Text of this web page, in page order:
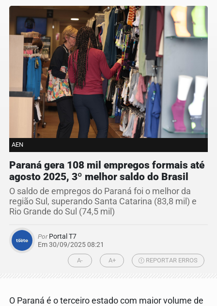
AEN
Paraná gera 108 mil empregos formais até
agosto 2025, 3º melhor saldo do Brasil
O saldo de empregos do Paraná foi o melhor da
região Sul, superando Santa Catarina (83,8 mil) e
Rio Grande do Sul (74,5 mil)
PorPortal T7
Em 30/09/2025 08:21
A- A+ REPORTAR ERROS
O Paraná é o terceiro estado com maior volume de